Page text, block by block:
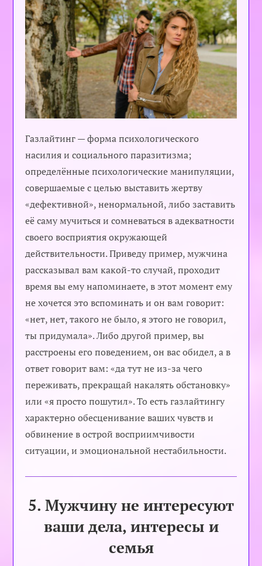
Газла‌йтинг — форма психологического
насилия и социального паразитизма;
определённые психологические манипуляции,
совершаемые с целью выставить жертву
«дефективной», ненормальной, либо заставить
её саму мучиться и сомневаться в адекватности
своего восприятия окружающей
действительности. Приведу пример, мужчина
рассказывал вам какой-то случай, проходит
время вы ему напоминаете, в этот момент ему
не хочется это вспоминать и он вам говорит:
«нет, нет, такого не было, я этого не говорил,
ты придумала». Либо другой пример, вы
расстроены его поведением, он вас обидел, а в
ответ говорит вам: «да тут не из-за чего
переживать, прекращай накалять обстановку»
или «я просто пошутил». То есть газлайтингу
характерно обесценивание ваших чувств и
обвинение в острой восприимчивости
ситуации, и эмоциональной нестабильности.
5. Мужчину не интересуют
ваши дела, интересы и
семья